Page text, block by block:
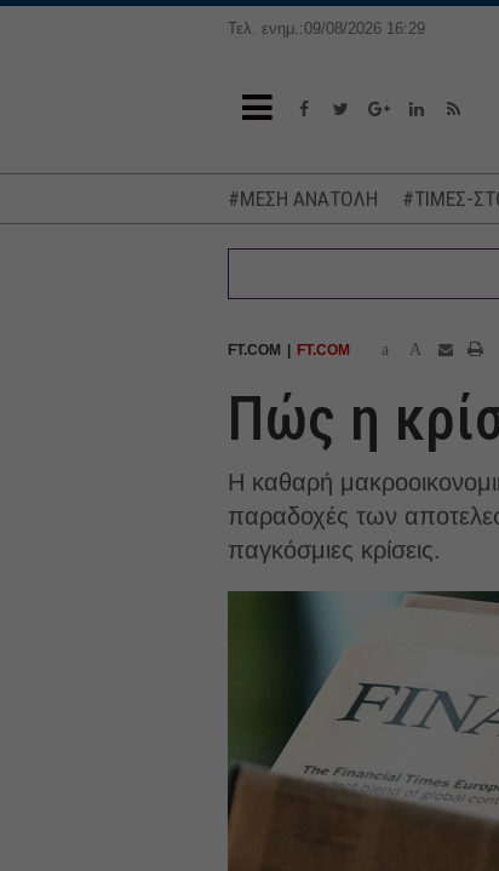
Τελ. ενημ.:09/08/2026 16:29
#ΜΕΣΗ ΑΝΑΤΟΛΗ #ΤΙΜΕΣ-
FT.COM FT.COM a A
Πώς η
Η καθαρή
παραδοχές των
παγκόσμιες κρίσεις.